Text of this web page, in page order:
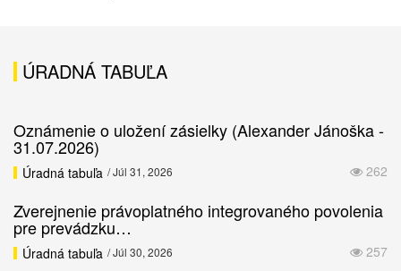
ÚRADNÁ TABUĽA
Oznámenie o uložení zásielky (Alexander Jánoška -
31.07.2026)
262
Úradná tabuľa / Júl 31, 2026
Zverejnenie právoplatného integrovaného povolenia
pre prevádzku…
257
Úradná tabuľa / Júl 30, 2026